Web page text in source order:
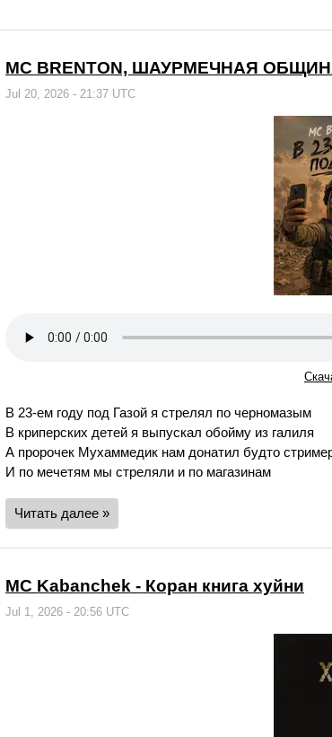
MC BRENTON, ШАУРМЕЧНАЯ
Jul 20, 2026 - 21:37 UTC
В 23-ем году под Газой я стрелял по черномазым
В криперских детей я выпускал обойму из галиля
А пророчек Мухаммедик нам донатил будто
И по мечетям мы стреляли и по магазинам
Читать далее »
MC Kabanchek - Коран книга хуйни
Jul 1, 2026 - 20:56 UTC